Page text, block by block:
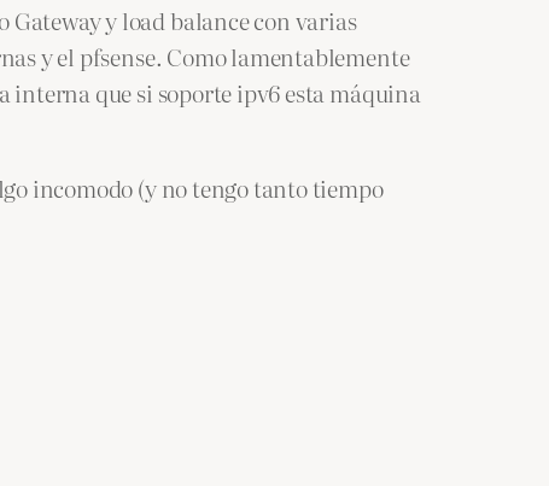
Gateway y load balance con varias
y el pfsense. Como lamentablemente
interna que si soporte ipv6 esta máquina
incomodo (y no tengo tanto tiempo